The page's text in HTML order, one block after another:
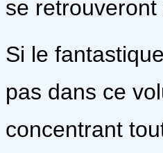
se retrouveront
Si le
pas dans ce
concentrant